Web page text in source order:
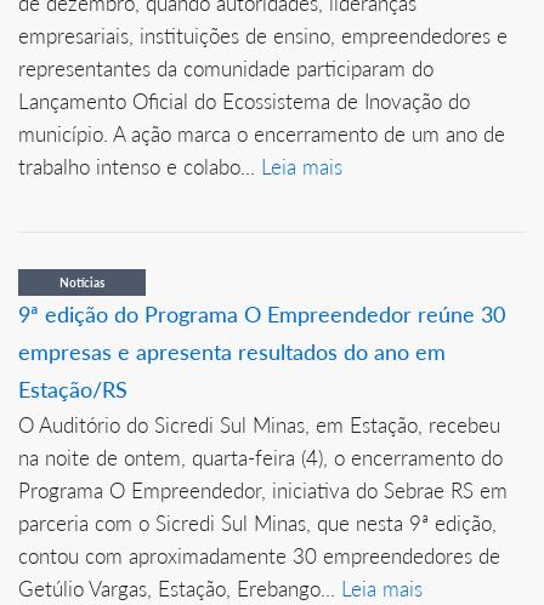
empresariais, instituições de ensino, empreendedores e
representantes da comunidade participaram do
Lançamento Oficial do Ecossistema de Inovação do
município. A ação marca o encerramento de um ano de
trabalho intenso e colabo... Leia mais
Notícias
9ª edição do Programa O Empreendedor reúne 30
empresas e apresenta resultados do ano em
Estação/RS
O Auditório do Sicredi Sul Minas, em Estação, recebeu
na noite de ontem, quarta-feira (4), o encerramento do
Programa O Empreendedor, iniciativa do Sebrae RS em
parceria com o Sicredi Sul Minas, que nesta 9ª edição,
contou com aproximadamente 30 empreendedores de
Getúlio Vargas, Estação, Erebango... Leia mais